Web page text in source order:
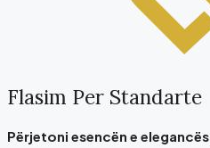
Flasim Per Standarte
Përjetoni esencën e